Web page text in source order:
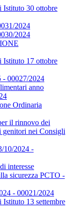
Istituto 30 ottobre
2024
2024
Istituto 17 ottobre
- 00027/2024
anno
Ordinaria
il rinnovo dei
genitori nei Consigli
10/2024 -
interesse
sicurezza PCTO -
- 00021/2024
13 settembre